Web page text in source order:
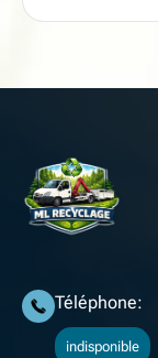
Téléphone:
indisponible